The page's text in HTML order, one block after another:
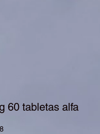
60 tabletas alfa